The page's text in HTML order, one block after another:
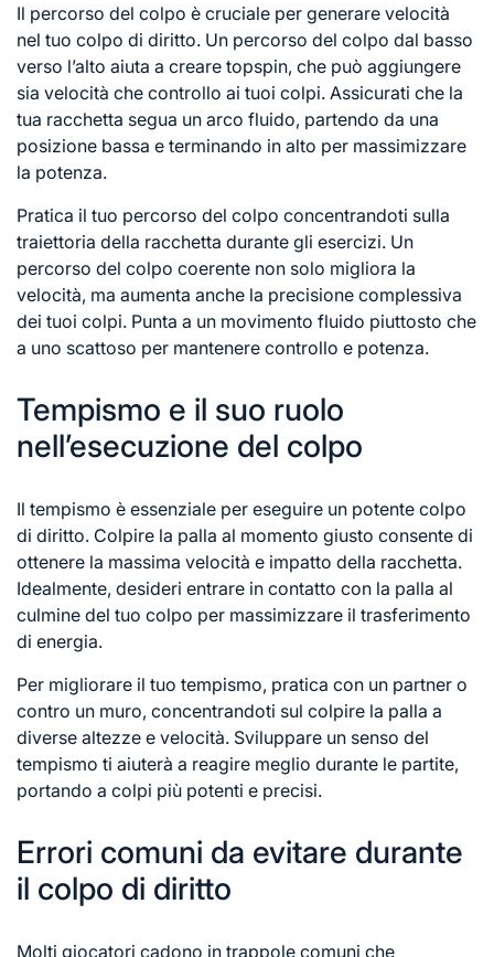
Il percorso del colpo è cruciale per generare velocità
nel tuo colpo di diritto. Un percorso del colpo dal basso
verso l’alto aiuta a creare topspin, che può aggiungere
sia velocità che controllo ai tuoi colpi. Assicurati che la
tua racchetta segua un arco fluido, partendo da una
posizione bassa e terminando in alto per massimizzare
la potenza.
Pratica il tuo percorso del colpo concentrandoti sulla
traiettoria della racchetta durante gli esercizi. Un
percorso del colpo coerente non solo migliora la
velocità, ma aumenta anche la precisione complessiva
dei tuoi colpi. Punta a un movimento fluido piuttosto che
a uno scattoso per mantenere controllo e potenza.
Tempismo e il suo ruolo
nell’esecuzione del colpo
Il tempismo è essenziale per eseguire un potente colpo
di diritto. Colpire la palla al momento giusto consente di
ottenere la massima velocità e impatto della racchetta.
Idealmente, desideri entrare in contatto con la palla al
culmine del tuo colpo per massimizzare il trasferimento
di energia.
Per migliorare il tuo tempismo, pratica con un partner o
contro un muro, concentrandoti sul colpire la palla a
diverse altezze e velocità. Sviluppare un senso del
tempismo ti aiuterà a reagire meglio durante le partite,
portando a colpi più potenti e precisi.
Errori comuni da evitare durante
il colpo di diritto
Molti giocatori cadono in trappole comuni che